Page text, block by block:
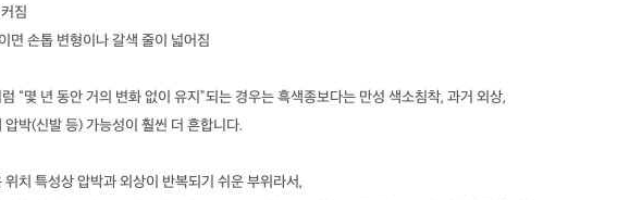
짐
면 손톱 변형이나 갈색 줄이 넓어짐
“몇 년 동안 거의 변화 없이 유지”되는 경우는 흑색종보다는 만성 색소침착, 과거 외상,
압박(신발 등) 가능성이 훨씬 더 흔합니다.
위치 특성상 압박과 외상이 반복되기 쉬운 부위라서,